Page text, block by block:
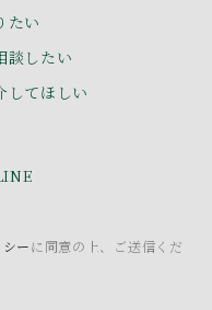
たい
談したい
してほしい
ーに同意の上、ご送信くだ